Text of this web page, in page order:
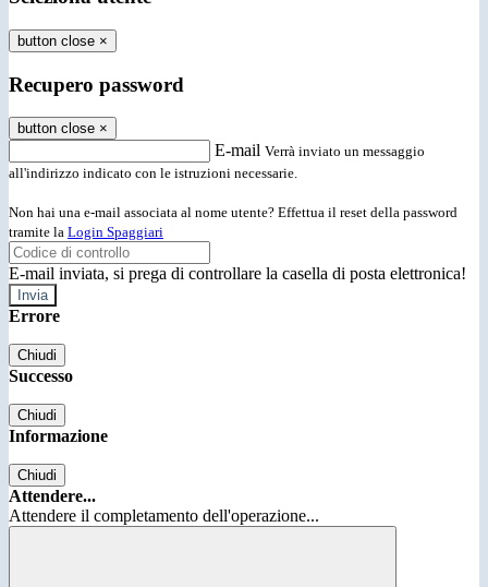
button close ×
Recupero password
button close ×
E-mail Verrà inviato un messaggio
all'indirizzo indicato con le istruzioni necessarie.
Non hai una e-mail associata al nome utente? Effettua il reset della password
tramite la Login Spaggiari
E-mail inviata, si prega di controllare la casella di posta elettronica!
Errore
Chiudi
Successo
Chiudi
Informazione
Chiudi
Attendere...
Attendere il completamento dell'operazione...